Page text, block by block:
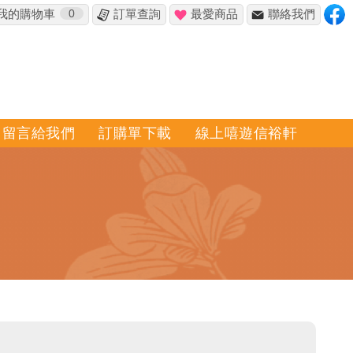
的購物車 0 訂單查詢 最愛商品 聯絡我們
留言給我們 訂購單下載 線上嘻遊信裕軒